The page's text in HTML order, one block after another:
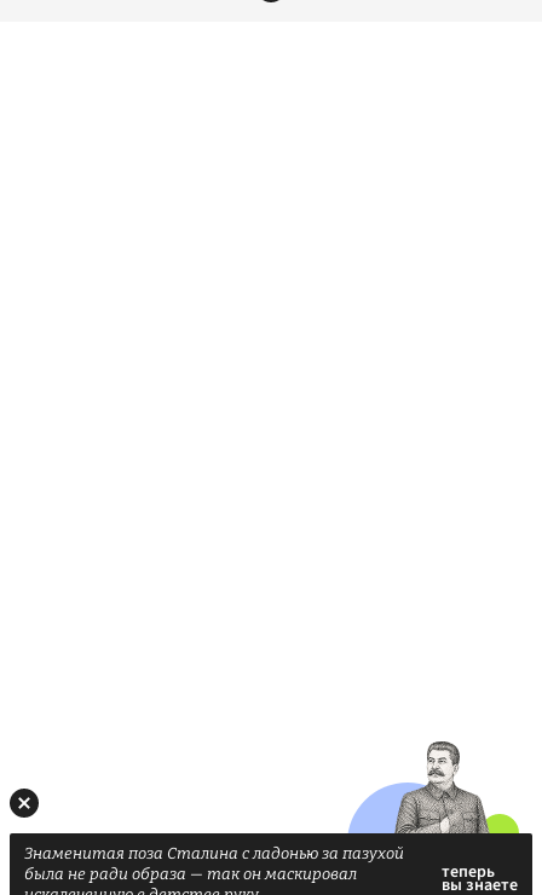
Знаменитая поза Сталина с ладонью за пазухой
была не ради образа — так он маскировал